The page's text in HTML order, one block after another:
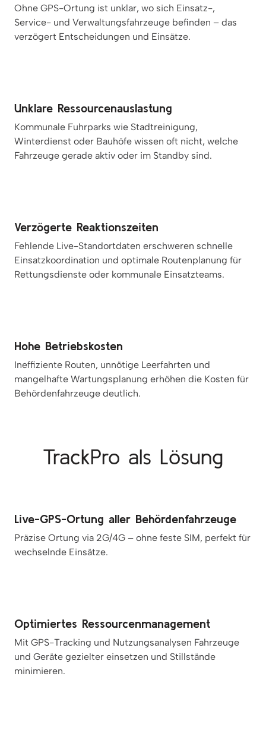
Ohne GPS-Ortung ist unklar, wo sich Einsatz-,
Service- und Verwaltungsfahrzeuge befinden – das
verzögert Entscheidungen und Einsätze.
Unklare Ressourcenauslastung
Kommunale Fuhrparks wie Stadtreinigung,
Winterdienst oder Bauhöfe wissen oft nicht, welche
Fahrzeuge gerade aktiv oder im Standby sind.
Verzögerte Reaktionszeiten
Fehlende Live-Standortdaten erschweren schnelle
Einsatzkoordination und optimale Routenplanung für
Rettungsdienste oder kommunale Einsatzteams.
Hohe Betriebskosten
Ineffiziente Routen, unnötige Leerfahrten und
mangelhafte Wartungsplanung erhöhen die Kosten für
Behördenfahrzeuge deutlich.
TrackPro als Lösung
Live-GPS-Ortung aller Behördenfahrzeuge
Präzise Ortung via 2G/4G – ohne feste SIM, perfekt für
wechselnde Einsätze.
Optimiertes Ressourcenmanagement
Mit GPS-Tracking und Nutzungsanalysen Fahrzeuge
und Geräte gezielter einsetzen und Stillstände
minimieren.